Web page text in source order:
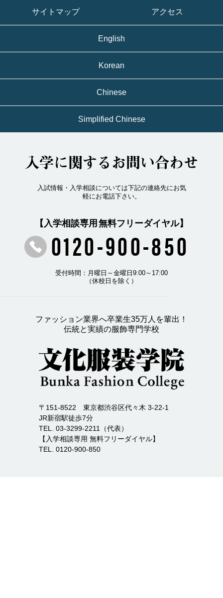
サイトマップ アクセス
English
Korean
Chinese
Simplified Chinese
入学に関するお問い合わせ
入試情報・入学相談については下記の連絡先にお気
軽にお電話下さい。
0120-900-850
【入学相談専用 無料フリーダイヤル】
受付時間：月曜日～金曜日9:00～17:00
（休校日を除く）
ファッション業界へ卒業生35万人を輩出！
伝統と実績の服飾専門学校
〒151-8522 東京都渋谷区代々木 3-22-1
JR新宿駅徒歩7分
TEL. 03-3299-2211（代表）
【入学相談専用 無料フリーダイヤル】
TEL. 0120-900-850